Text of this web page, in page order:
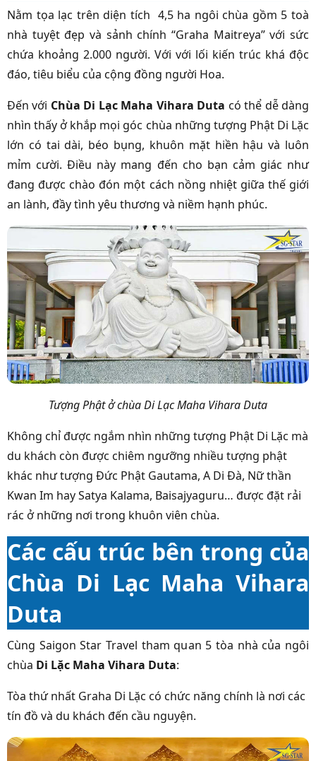
Nằm tọa lạc trên diện tích 4,5 ha ngôi chùa gồm 5 toà
nhà tuyệt đẹp và sảnh chính “Graha Maitreya” với sức
chứa khoảng 2.000 người. Với với lối kiến trúc khá độc
đáo, tiêu biểu của cộng đồng người Hoa.
Đến với Chùa Di Lạc Maha Vihara Duta có thể dễ dàng
nhìn thấy ở khắp mọi góc chùa những tượng Phật Di Lặc
lớn có tai dài, béo bụng, khuôn mặt hiền hậu và luôn
mỉm cười. Điều này mang đến cho bạn cảm giác như
đang được chào đón một cách nồng nhiệt giữa thế giới
an lành, đầy tình yêu thương và niềm hạnh phúc.
Tượng Phật ở chùa Di Lạc Maha Vihara Duta
Không chỉ được ngắm nhìn những tượng Phật Di Lặc mà
du khách còn được chiêm ngưỡng nhiều tượng phật
khác như tượng Đức Phật Gautama, A Di Đà, Nữ thần
Kwan Im hay Satya Kalama, Baisajyaguru… được đặt rải
rác ở những nơi trong khuôn viên chùa.
Các cấu trúc bên trong của
Chùa Di Lạc Maha Vihara
Duta
Cùng Saigon Star Travel tham quan 5 tòa nhà của ngôi
chùa Di Lặc Maha Vihara Duta:
Tòa thứ nhất Graha Di Lặc có chức năng chính là nơi các
tín đồ và du khách đến cầu nguyện.